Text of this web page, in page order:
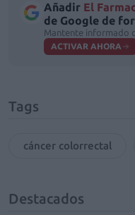
Añadir El
de Google de
Mantente informado
ACTIVAR AHORA
Tags
cáncer colorrectal
Destacados